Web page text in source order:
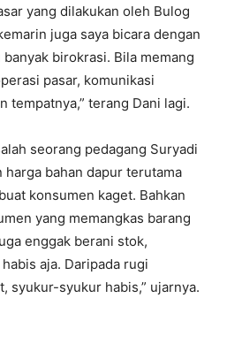
yang dilakukan oleh Bulog
juga saya bicara dengan
birokrasi. Bila memang
pasar, komunikasi
tempatnya,” terang Dani lagi.
seorang pedagang Suryadi
harga bahan dapur terutama
konsumen kaget. Bahkan
yang memangkas barang
enggak berani stok,
aja. Daripada rugi
syukur-syukur habis,” ujarnya.